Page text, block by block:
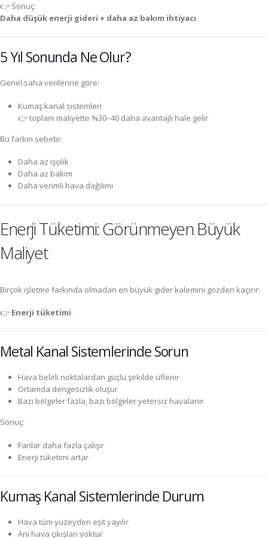
👉 Sonuç:
Daha düşük enerji gideri + daha az bakım ihtiyacı
5 Yıl Sonunda Ne Olur?
Genel saha verilerine göre:
Kumaş kanal sistemleri
👉 toplam maliyette %30–40 daha avantajlı hale gelir
Bu farkın sebebi:
Daha az işçilik
Daha az bakım
Daha verimli hava dağılımı
Enerji Tüketimi: Görünmeyen Büyük
Maliyet
Birçok işletme farkında olmadan en büyük gider kalemini gözden kaçırır:
👉 Enerji tüketimi
Metal Kanal Sistemlerinde Sorun
Hava belirli noktalardan güçlü şekilde üflenir
Ortamda dengesizlik oluşur
Bazı bölgeler fazla, bazı bölgeler yetersiz havalanır
Sonuç:
Fanlar daha fazla çalışır
Enerji tüketimi artar
Kumaş Kanal Sistemlerinde Durum
Hava tüm yüzeyden eşit yayılır
Ani hava çıkışları yoktur